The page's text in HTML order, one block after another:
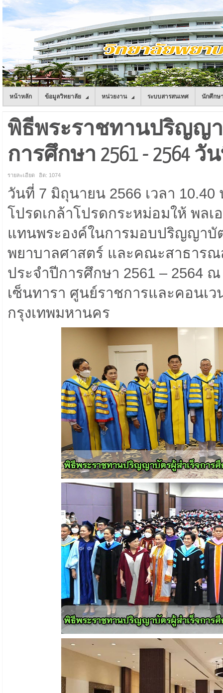
หน้าหลัก ข้อมูลวิทยาลัย หน่วยงาน ระบบสารสนเทศ นักศึกษ
พิธีพระราชทานปริญญา
การศึกษา 2561 - 2564 วั
รายละเอียด ฮิต: 1074
วันที่ 7 มิถุนายน 2566 เวลา
โปรดเกล้าโปรดกระหม่อมให้ พล
แทนพระองค์ในการมอบปริญญาบั
พยาบาลศาสตร์ และคณะสาธาร
ประจำปีการศึกษา 2561 – 2564
เซ็นทารา ศูนย์ราชการและคอนเ
กรุงเทพมหานคร